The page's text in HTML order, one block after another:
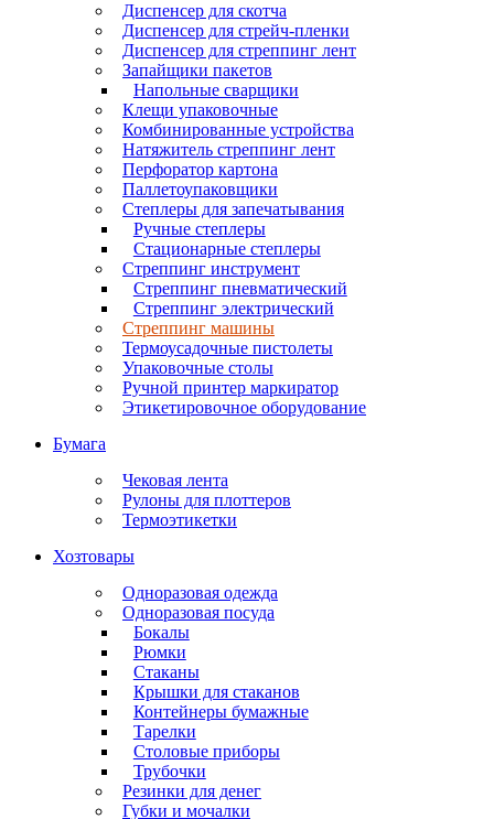
Диспенсер для скотча
Диспенсер для стрейч-пленки
Диспенсер для стреппинг лент
Запайщики пакетов
Напольные сварщики
Клещи упаковочные
Комбинированные устройства
Натяжитель стреппинг лент
Перфоратор картона
Паллетоупаковщики
Степлеры для запечатывания
Ручные степлеры
Стационарные степлеры
Стреппинг инструмент
Стреппинг пневматический
Стреппинг электрический
Стреппинг машины
Термоусадочные пистолеты
Упаковочные столы
Ручной принтер маркиратор
Этикетировочное оборудование
Бумага
Чековая лента
Рулоны для плоттеров
Термоэтикетки
Хозтовары
Одноразовая одежда
Одноразовая посуда
Бокалы
Рюмки
Стаканы
Крышки для стаканов
Контейнеры бумажные
Тарелки
Столовые приборы
Трубочки
Резинки для денег
Губки и мочалки